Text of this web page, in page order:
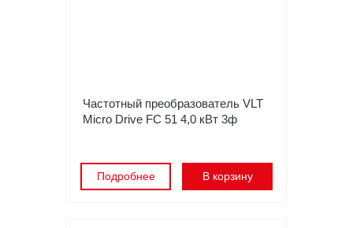
Частотный преобразователь VLT
Micro Drive FC 51 4,0 кВт 3ф
Подробнее В корзину